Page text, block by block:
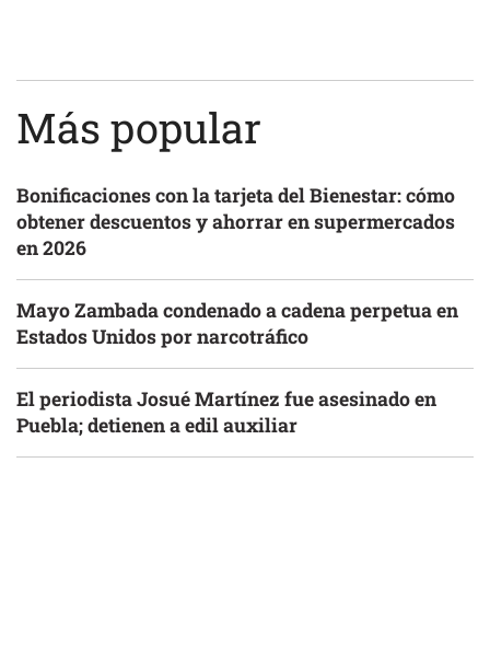
Más popular
Bonificaciones con la tarjeta del Bienestar: cómo
obtener descuentos y ahorrar en supermercados
en 2026
Mayo Zambada condenado a cadena perpetua en
Estados Unidos por narcotráfico
El periodista Josué Martínez fue asesinado en
Puebla; detienen a edil auxiliar